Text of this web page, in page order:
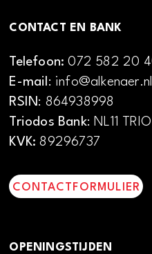
CONTACT EN BANK
Telefoon:072 582 20
E-mail: info@alkenaer.nl
RSIN: 864938998
Triodos Bank: NL11
KVK: 89296737
CONTACTFORMULIER
OPENINGSTIJDEN